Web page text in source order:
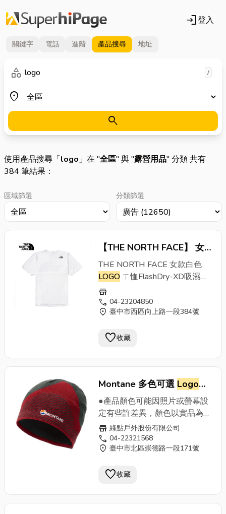
login登入
關鍵字 電話 進階 產品搜尋 地址
category
關鍵字 /
place
地區
search
使用產品搜尋「logo」在 "全區" 與 "露營用品" 分類 共有
384 筆結果：
區域篩選 分類篩選
【THE NORTH FACE】 女
款白色LOGOㄒ恤
THE NORTH FACE 女款白色
LOGOㄒ恤FlashDry-XD吸濕排
汗經典圓領設計，簡約大方經典
品牌LOGO，簡約時尚因與實體
店面同步銷售，【商品購買前，
store
call 04-23204850
location_on 臺中市西區向上路一段384號
favorite收藏
Montane 多色可選 Logo
Beanie 輕量Logo美麗諾羊
毛帽保暖帽 內刷毛 針織帽
毛線帽 HBEAN
●產品顏色可能因照片或螢幕設
定有些許差異，顏色以實品為
準。 ●庫存與實體店面共有，下
標前請先以問與答或來電確認是
否有現貨。●現貨商品週一至週
日出貨，週五下午3點至週日期
注意:週六、週日及夜間貨運廠
store 綠點戶外股份有限公司
call 04-22321568
location_on 臺中市北區崇德路一段171號
favorite收藏